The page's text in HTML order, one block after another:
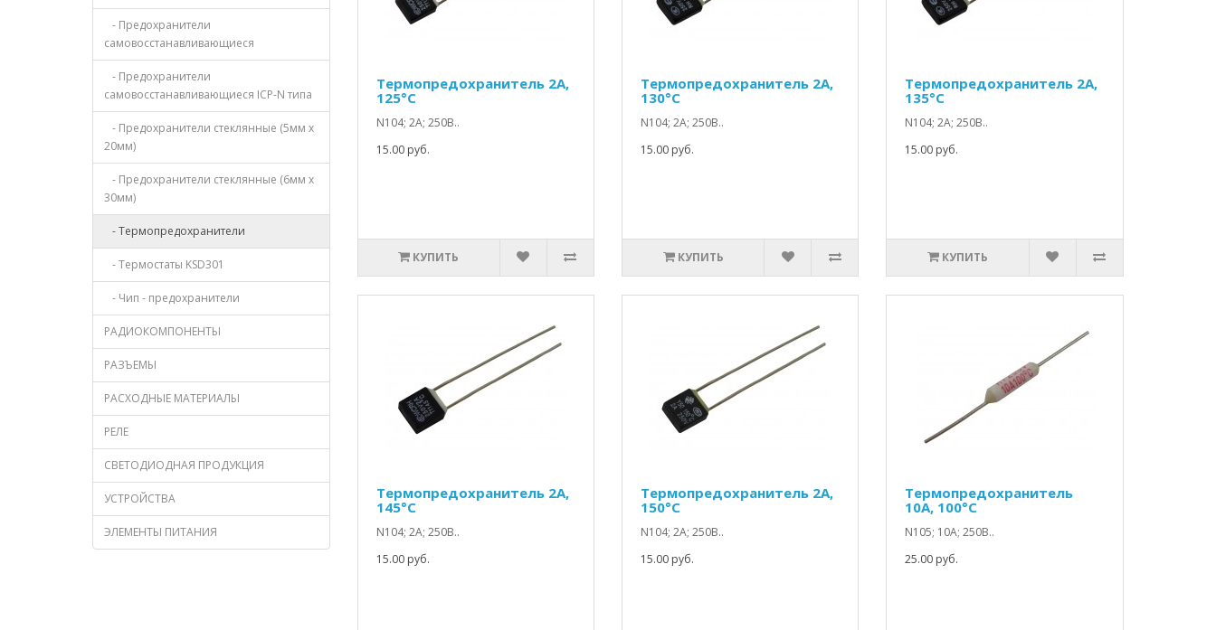
- Предохранители
самовосстанавливающиеся
- Предохранители
самовосстанавливающиеся ICP-N типа
- Предохранители стеклянные (5мм х
20мм)
- Предохранители стеклянные (6мм х
30мм)
- Термопредохранители
- Термостаты KSD301
- Чип - предохранители
РАДИОКОМПОНЕНТЫ
РАЗЪЕМЫ
РАСХОДНЫЕ МАТЕРИАЛЫ
РЕЛЕ
СВЕТОДИОДНАЯ ПРОДУКЦИЯ
УСТРОЙСТВА
ЭЛЕМЕНТЫ ПИТАНИЯ
Термопредохранитель 2A,
125°C
N104; 2А; 250В..
15.00 руб.
КУПИТЬ
Термопредохранитель 2A,
130°C
N104; 2А; 250В..
15.00 руб.
КУПИТЬ
Термопредохранитель 2A,
135°C
N104; 2А; 250В..
15.00 руб.
КУПИТЬ
Термопредохранитель 2A,
145°C
N104; 2А; 250В..
15.00 руб.
Термопредохранитель 2A,
150°C
N104; 2А; 250В..
15.00 руб.
Термопредохранитель
10A, 100°C
N105; 10А; 250В..
25.00 руб.